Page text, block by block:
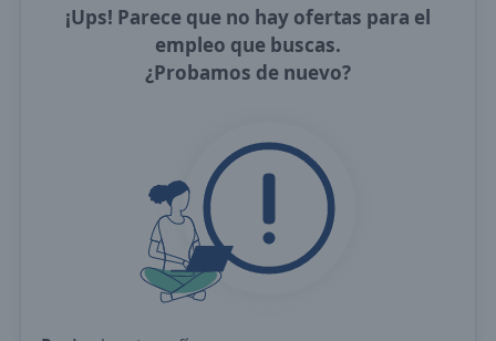
¡Ups! Parece que no hay ofertas para el
empleo que buscas.
¿Probamos de nuevo?